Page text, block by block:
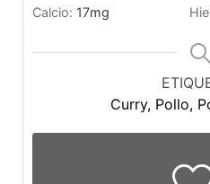
Calcio: 17mg
Curry, Pollo,